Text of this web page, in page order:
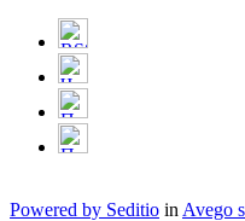
Powered by Seditio in Avego